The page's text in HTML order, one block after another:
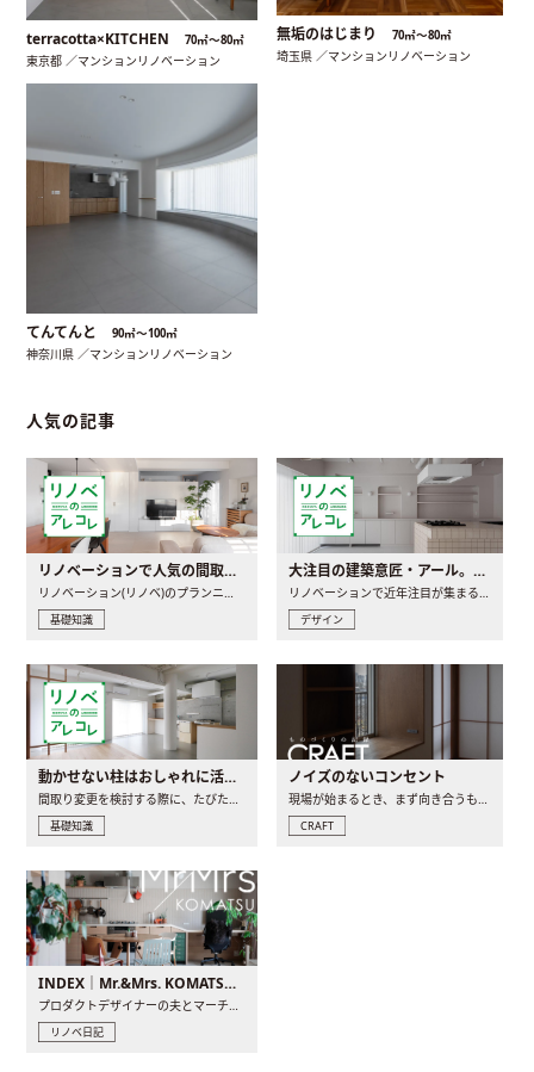
terracotta×KITCHEN 70㎡〜80㎡
東京都 ／マンションリノベーション
無垢のはじまり 70㎡〜80㎡
埼玉県 ／マンションリノベーション
てんてんと 90㎡〜100㎡
神奈川県 ／マンションリノベーション
人気の記事
リノベーションで人気の間取りとは？トレンドの間取りと実例を徹底解説
リノベーション(リノベ)のプランニングで一番最初に決めるのは..
基礎知識
大注目の建築意匠・アール。人気の理由と空間に取り入れるポイント
リノベーションで近年注目が集まる建築意匠の一つであるアール..
デザイン
動かせない柱はおしゃれに活用！柱を魅せるリノベーション(リノベ)4選
間取り変更を検討する際に、たびたび皆さんの頭を悩ませる動か..
基礎知識
ノイズのないコンセント
現場が始まるとき、まず向き合うものの一つがコンセントです..
CRAFT
INDEX｜Mr.&Mrs. KOMATSU renovation diary
プロダクトデザイナーの夫とマーチャンダイザーの妻が、夫婦で..
リノベ日記